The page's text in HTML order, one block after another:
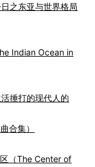
之东亚与世界格局
Indian Ocean in
捶打的现代人的
合集）
（The Center of